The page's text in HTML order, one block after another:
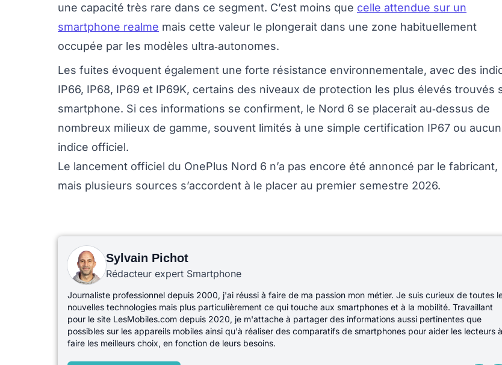
une capacité très rare dans ce segment. C’est moins que celle attendue sur un
smartphone realme mais cette valeur le plongerait dans une zone habituellement
occupée par les modèles ultra‑autonomes.
Les fuites évoquent également une forte résistance environnementale, avec des
IP66, IP68, IP69 et IP69K, certains des niveaux de protection les plus élevés trouvés
smartphone. Si ces informations se confirment, le Nord 6 se placerait au‑dessus de
nombreux milieux de gamme, souvent limités à une simple certification IP67 ou aucun
indice officiel.
Le lancement officiel du OnePlus Nord 6 n’a pas encore été annoncé par le fabricant,
mais plusieurs sources s’accordent à le placer au premier semestre 2026.
Sylvain Pichot
Rédacteur expert Smartphone
Journaliste professionnel depuis 2000, j'ai réussi à faire de ma passion mon métier. Je suis curieux de toutes
nouvelles technologies mais plus particulièrement ce qui touche aux smartphones et à la mobilité. Travaillant
pour le site LesMobiles.com depuis 2020, je m'attache à partager des informations aussi pertinentes que
possibles sur les appareils mobiles ainsi qu'à réaliser des comparatifs de smartphones pour aider les lecteurs à
faire les meilleurs choix, en fonction de leurs besoins.